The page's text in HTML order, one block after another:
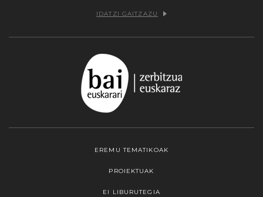
IDATZI GAITZAZU
EREMU TEMATIKOAK
PROIEKTUAK
EI LIBURUTEGIA